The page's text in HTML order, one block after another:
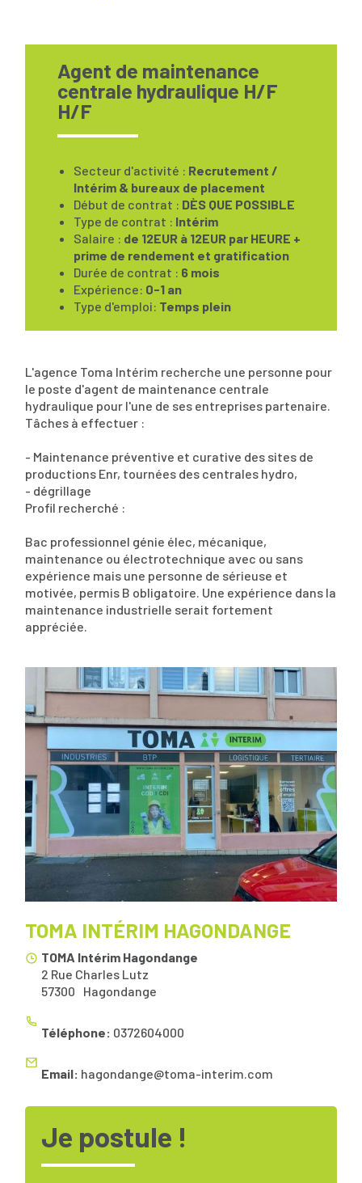
Agent de maintenance
centrale hydraulique H/F
H/F
Secteur d'activité : Recrutement /
Intérim & bureaux de placement
Début de contrat : DÈS QUE POSSIBLE
Type de contrat : Intérim
Salaire : de 12EUR à 12EUR par HEURE +
prime de rendement et gratification
Durée de contrat : 6 mois
Expérience: 0-1 an
Type d'emploi: Temps plein
L'agence Toma Intérim recherche une personne pour
le poste d'agent de maintenance centrale
hydraulique pour l'une de ses entreprises partenaire.
Tâches à effectuer :
- Maintenance préventive et curative des sites de
productions Enr, tournées des centrales hydro,
- dégrillage
Profil recherché :
Bac professionnel génie élec, mécanique,
maintenance ou électrotechnique avec ou sans
expérience mais une personne de sérieuse et
motivée, permis B obligatoire. Une expérience dans la
maintenance industrielle serait fortement
appréciée.
TOMA INTÉRIM HAGONDANGE
TOMA Intérim Hagondange
2 Rue Charles Lutz
Hagondange
57300
Téléphone: 0372604000
Email: hagondange@toma-interim.com
Je postule !